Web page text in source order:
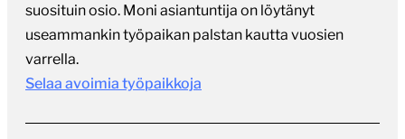
suosituin osio. Moni asiantuntija on löytänyt
useammankin työpaikan palstan kautta vuosien
varrella.
Selaa avoimia työpaikkoja